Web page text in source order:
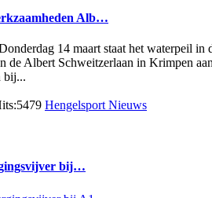
Alb…
14 maart staat het waterpeil in
de Albert Schweitzerlaan in Krimpen
bij...
Hengelsport Nieuws
bij…